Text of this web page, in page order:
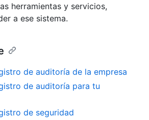
herramientas y servicios,
a ese sistema.
de auditoría de la empresa
de auditoría para tu
de seguridad